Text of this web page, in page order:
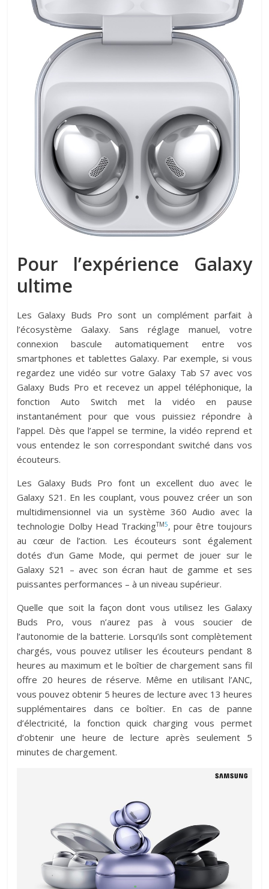
Pour l’expérience Galaxy
ultime
Les Galaxy Buds Pro sont un complément parfait à
l’écosystème Galaxy. Sans réglage manuel, votre
connexion bascule automatiquement entre vos
smartphones et tablettes Galaxy. Par exemple, si vous
regardez une vidéo sur votre Galaxy Tab S7 avec vos
Galaxy Buds Pro et recevez un appel téléphonique, la
fonction Auto Switch met la vidéo en pause
instantanément pour que vous puissiez répondre à
l’appel. Dès que l’appel se termine, la vidéo reprend et
vous entendez le son correspondant switché dans vos
écouteurs.
Les Galaxy Buds Pro font un excellent duo avec le
Galaxy S21. En les couplant, vous pouvez créer un son
multidimensionnel via un système 360 Audio avec la
technologie Dolby Head TrackingTM5, pour être toujours
au cœur de l’action. Les écouteurs sont également
dotés d’un Game Mode, qui permet de jouer sur le
Galaxy S21 – avec son écran haut de gamme et ses
puissantes performances – à un niveau supérieur.
Quelle que soit la façon dont vous utilisez les Galaxy
Buds Pro, vous n’aurez pas à vous soucier de
l’autonomie de la batterie. Lorsqu’ils sont complètement
chargés, vous pouvez utiliser les écouteurs pendant 8
heures au maximum et le boîtier de chargement sans fil
offre 20 heures de réserve. Même en utilisant l’ANC,
vous pouvez obtenir 5 heures de lecture avec 13 heures
supplémentaires dans ce boîtier. En cas de panne
d’électricité, la fonction quick charging vous permet
d’obtenir une heure de lecture après seulement 5
minutes de chargement.